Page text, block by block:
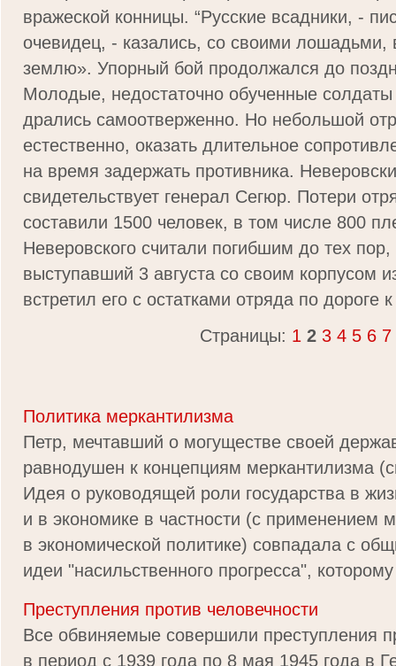
вражеской конницы. “Русские всадники, -
очевидец, - казались, со своими лошадьми,
землю». Упорный бой продолжался до
Молодые, недостаточно обу­ченные солдаты
дрались самоотверженно. Но небольшой
естественно, оказать длительное
на время задержать противника.
свидетельствует генерал Сегюр. Потери
составили 1500 человек, в том числе 800
Неверовского считали погибшим до тех
выступавший 3 августа со своим корпусом
встре­тил его с остатками отряда по дороге
Страницы: 1 2 3 4 5 6 7
Политика меркантилизма
Петр, мечтавший о могуществе своей
равнодушен к концепциям меркантилизма
Идея о руководящей роли государства в
и в экономике в частности (с применением
в экономической политике) совпадала с
идеи "насильственного прогресса",
Преступления против человечности
Все обвиняемые совершили преступления
в период с 1939 года по 8 мая 1945 года в